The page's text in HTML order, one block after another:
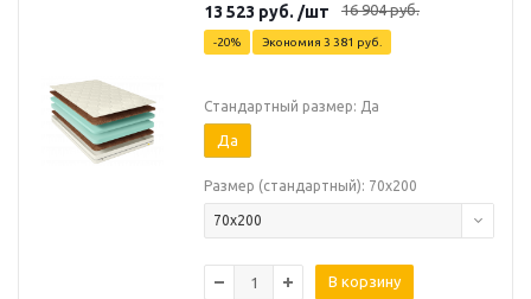
13 523 руб. /шт 16 904руб.
-20% Экономия 3 381 руб.
Стандартный размер: Да
Да
Размер (стандартный): 70х200
70х200
В корзину